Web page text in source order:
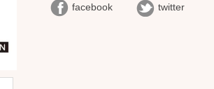
facebook twitter